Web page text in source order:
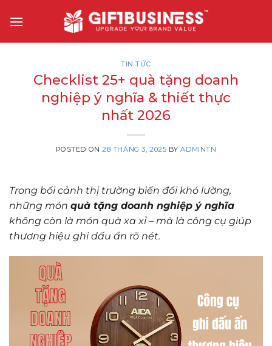
TIN TỨC
Checklist 25+ quà tặng doanh
nghiệp ý nghĩa & thiết thực
nhất 2026
POSTED ON28 THÁNG 3, 2025 BYADMINTN
Trong bối cảnh thị trường biến đổi khó lường,
những món quà tặng doanh nghiệp ý nghĩa
không còn là món quà xa xỉ – mà là công cụ giúp
thương hiệu ghi dấu ấn rõ nét.